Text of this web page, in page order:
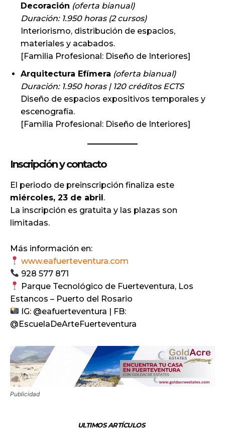
Decoración (oferta bianual)
Duración: 1.950 horas (2 cursos)
Interiorismo, distribución de espacios,
materiales y acabados.
[Familia Profesional: Diseño de Interiores]
Arquitectura Efímera (oferta bianual)
Duración: 1.950 horas | 120 créditos ECTS
Diseño de espacios expositivos temporales y
escenografía.
[Familia Profesional: Diseño de Interiores]
Inscripción y contacto
El periodo de preinscripción finaliza este
miércoles, 23 de abril.
La inscripción es gratuita y las plazas son
limitadas.
Más información en:
www.eafuerteventura.com
928 577 871
Parque Tecnológico de Fuerteventura, Los
Estancos – Puerto del Rosario
IG: @eafuerteventura | FB:
@EscuelaDeArteFuerteventura
Publicidad
ULTIMOS ARTÍCULOS